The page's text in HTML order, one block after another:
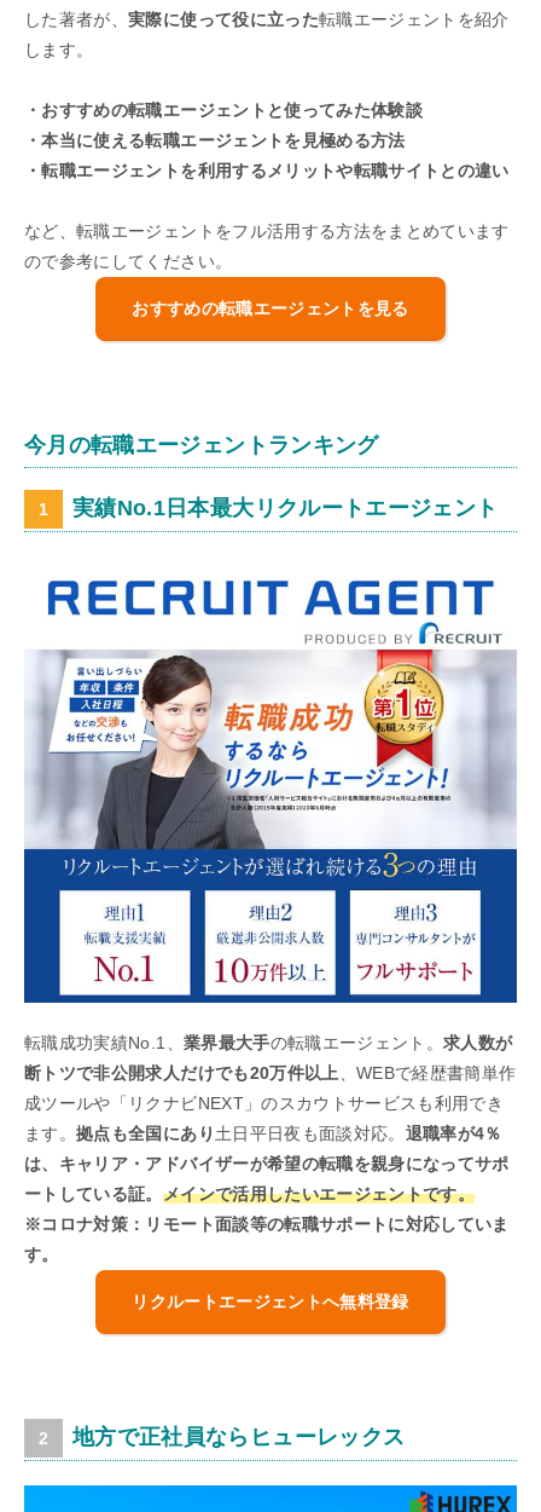
した著者が、実際に使って役に立った転職エージェントを紹介
します。
・おすすめの転職エージェントと使ってみた体験談
・本当に使える転職エージェントを見極める方法
・転職エージェントを利用するメリットや転職サイトとの違い
など、転職エージェントをフル活用する方法をまとめています
ので参考にしてください。
おすすめの転職エージェントを見る
今月の転職エージェントランキング
実績No.1日本最大リクルートエージェント
転職成功実績No.1、 業界最大手の転職エージェント。求人数が
断トツで非公開求人だけでも20万件以上
、WEBで経歴書簡単作
成ツールや「リクナビNEXT」のスカウトサービスも利用でき
ます。拠点も全国にあり 土日平日夜も面談対応。 退職率が4％
は、キャリア・アドバイザーが希望の転職を親身になってサポ
ートしている証。 メインで活用したいエージェントです。
※コロナ対策：リモート面談等の転職サポートに対応していま
す。
リクルートエージェントへ無料登録
地方で正社員ならヒューレックス